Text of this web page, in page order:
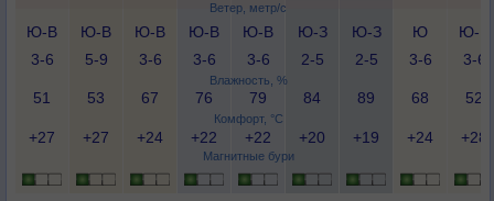
Ветер, метр/с
Влажность, %
Комфорт, °C
Магнитные бури
Ю-В
3-6
Ю-В
5-9
Ю-В
3-6
Ю-В
3-6
Ю-В
3-6
Ю-З
2-5
Ю-З
2-5
Ю
3-6
Ю-В
3-6
51 53 67 76 79 84 89 68 52
+27 +27 +24 +22 +22 +20 +19 +24 +28